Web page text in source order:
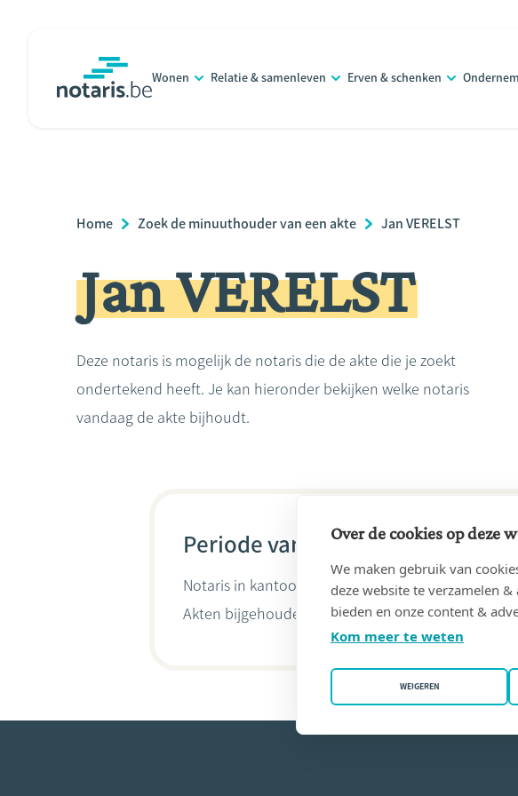
Wonen Relatie & samenleven Erven & schenken
Breadcrumb
Home Zoek de minuuthouder van een akte Jan VERELST
Jan VERELST
Deze notaris is mogelijk de notaris die de akte die je zoekt
ondertekend heeft. Je kan hieronder bekijken welke notaris
vandaag de akte bijhoudt.
Periode van 30/04/1966 tot 10/
Notaris in kantoor VERELST, Jan(2018 Antwerpen)
Akten bijgehouden doorClairy Verelst
Over de cookies op deze
We maken gebruik van
deze website te verzamelen
bieden en onze content &
Kom meer te weten
WEIGEREN